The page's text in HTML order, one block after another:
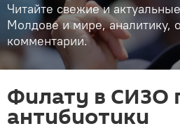
Читайте свежие и
Молдове и мире, аналитику,
комментарии.
Филату в СИЗО
антибиотики